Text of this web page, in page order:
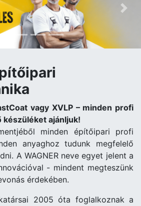
vagy XVLP – minden profi
készüléket ajánljuk!
minden építőipari profi
anyaghoz tudunk megfelelő
A WAGNER neve egyet jelent a
- mindent megteszünk
érdekében.
2005 óta foglalkoznak a